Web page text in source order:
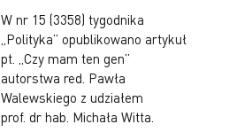
W nr 15 (3358) tygodnika
„Polityka” opublikowano artykuł
pt. „Czy mam ten gen”
autorstwa red. Pawła
Walewskiego z udziałem
prof. dr hab. Michała Witta.